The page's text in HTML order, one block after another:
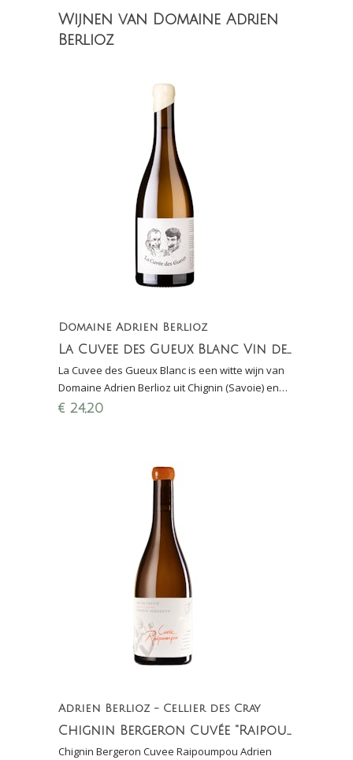
Wijnen van Domaine Adrien
Berlioz
Domaine Adrien Berlioz
La Cuvee des Gueux Blanc Vin de Savoie Chignin
La Cuvee des Gueux Blanc is een witte wijn van
Domaine Adrien Berlioz uit Chignin (Savoie) en
gemaakt van 100 % Jacquère. Fris en
€ 24,20
Adrien Berlioz - Cellier des Cray
Chignin Bergeron Cuvée "Raipoumpou" Vin de Savoie
Chignin Bergeron Cuvee Raipoumpou Adrien